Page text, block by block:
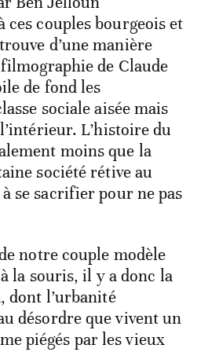
ces couples bourgeois et
d’une manière
de Claude
de fond les
sociale aisée mais
L’histoire du
moins que la
société rétive au
se sacrifier pour ne pas
notre couple modèle
la souris, il y a donc la
dont l’urbanité
désordre que vivent un
piégés par les vieux